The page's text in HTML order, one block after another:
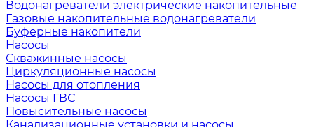
Водонагреватели электрические накопительные
Газовые накопительные водонагреватели
Буферные накопители
Насосы
Скважинные насосы
Циркуляционные насосы
Насосы для отопления
Насосы ГВС
Повысительные насосы